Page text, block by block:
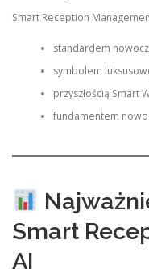
Smart Reception
standardem
symbolem
przyszłością Smart
fundamentem
Smart
AI